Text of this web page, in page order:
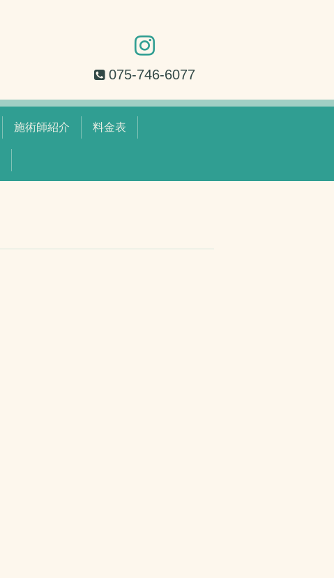
075-746-6077
施術師紹介 料金表